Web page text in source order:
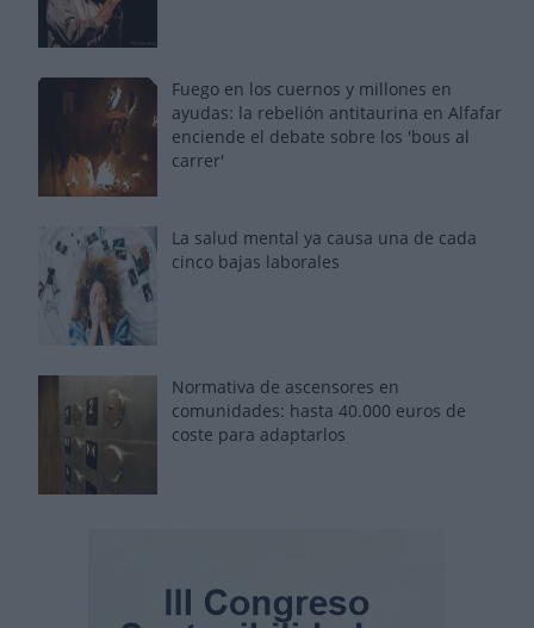
Fuego en los cuernos y millones en
ayudas: la rebelión antitaurina en Alfafar
enciende el debate sobre los 'bous al
carrer'
La salud mental ya causa una de cada
cinco bajas laborales
Normativa de ascensores en
comunidades: hasta 40.000 euros de
coste para adaptarlos